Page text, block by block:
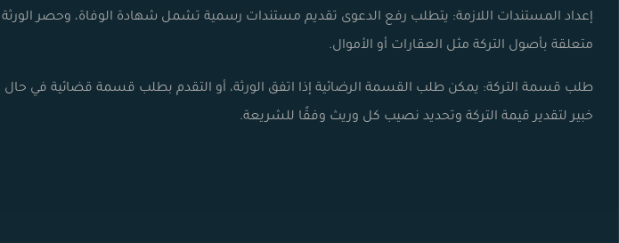
إعداد المستندات اللازمة: يتطلب رفع الدعوى تقديم مستندات رسمية تشمل شهادة الوفاة، وحصر الورثة
متعلقة بأصول التركة مثل العقارات أو الأموال.
طلب قسمة التركة: يمكن طلب القسمة الرضائية إذا اتفق الورثة، أو التقدم بطلب قسمة قضائية في حال
خبير لتقدير قيمة التركة وتحديد نصيب كل وريث وفقًا للشريعة.